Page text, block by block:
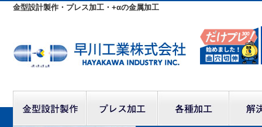
金型設計製作・プレス加工・+αの金属加工